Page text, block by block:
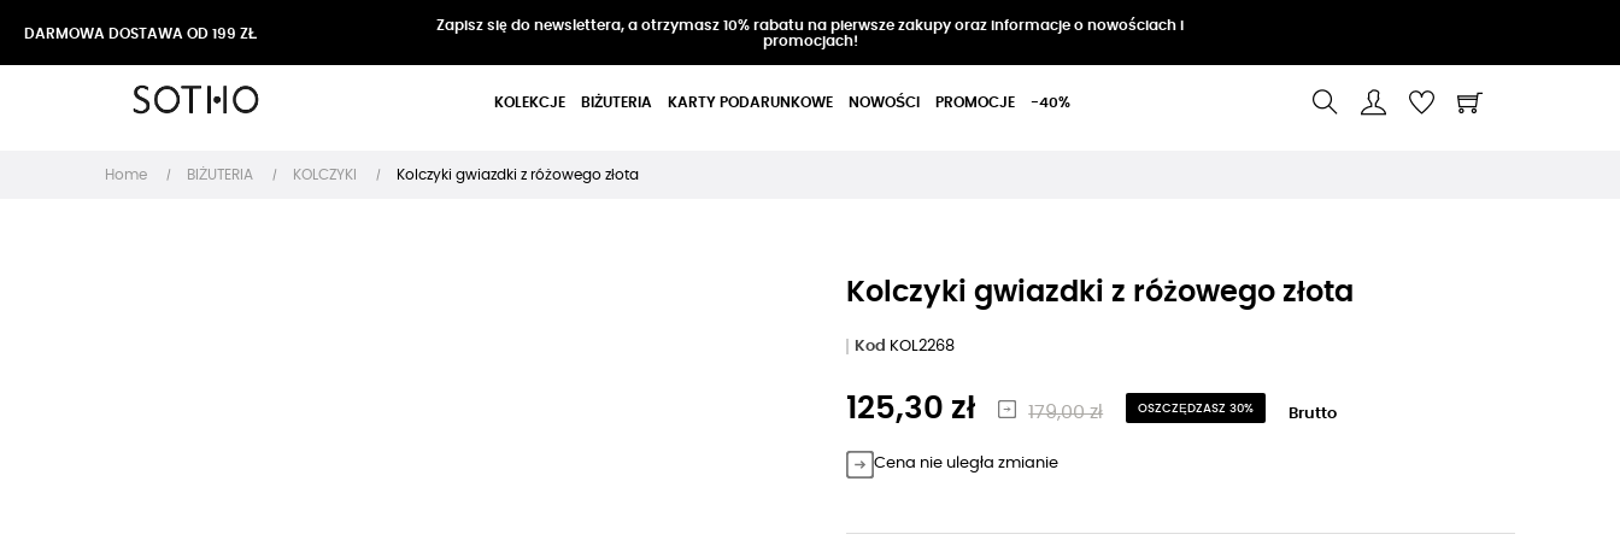
DARMOWA DOSTAWA OD 199 ZŁ
Zapisz się do newslettera, a otrzymasz 10% rabatu na pierwsze zakupy oraz informacje o nowościach i
promocjach!
KOLEKCJE BIŻUTERIA KARTY PODARUNKOWE NOWOŚCI PROMOCJE -40%
Home BIŻUTERIA KOLCZYKI Kolczyki gwiazdki z różowego złota
Kolczyki gwiazdki z różowego złota
Kod KOL2268
125,30 zł 179,00 zł OSZCZĘDZASZ 30% Brutto
Cena nie uległa zmianie